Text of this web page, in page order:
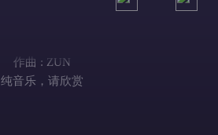
作曲 : ZUN
纯音乐，请欣赏